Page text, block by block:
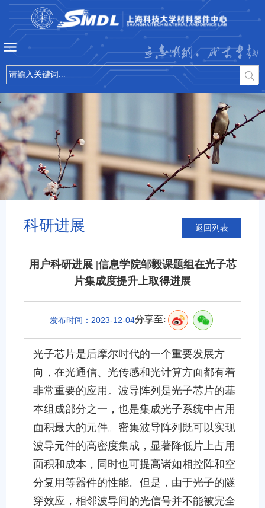
立志微纳，成才卓越
科研进展 返回列表
用户科研进展 |信息学院邹毅课题组在光子芯
片集成度提升上取得进展
发布时间：2023-12-04分享至:
光子芯片是后摩尔时代的一个重要发展方
向，在光通信、光传感和光计算方面都有着
非常重要的应用。波导阵列是光子芯片的基
本组成部分之一，也是集成光子系统中占用
面积最大的元件。密集波导阵列既可以实现
波导元件的高密度集成，显著降低片上占用
面积和成本，同时也可提高诸如相控阵和空
分复用等器件的性能。但是，由于光子的隧
穿效应，相邻波导间的光信号并不能被完全